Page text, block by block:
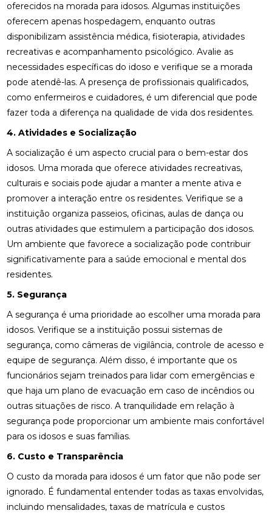
oferecidos na morada para idosos. Algumas instituições
oferecem apenas hospedagem, enquanto outras
disponibilizam assistência médica, fisioterapia, atividades
recreativas e acompanhamento psicológico. Avalie as
necessidades específicas do idoso e verifique se a morada
pode atendê-las. A presença de profissionais qualificados,
como enfermeiros e cuidadores, é um diferencial que pode
fazer toda a diferença na qualidade de vida dos residentes.
4. Atividades e Socialização
A socialização é um aspecto crucial para o bem-estar dos
idosos. Uma morada que oferece atividades recreativas,
culturais e sociais pode ajudar a manter a mente ativa e
promover a interação entre os residentes. Verifique se a
instituição organiza passeios, oficinas, aulas de dança ou
outras atividades que estimulem a participação dos idosos.
Um ambiente que favorece a socialização pode contribuir
significativamente para a saúde emocional e mental dos
residentes.
5. Segurança
A segurança é uma prioridade ao escolher uma morada para
idosos. Verifique se a instituição possui sistemas de
segurança, como câmeras de vigilância, controle de acesso e
equipe de segurança. Além disso, é importante que os
funcionários sejam treinados para lidar com emergências e
que haja um plano de evacuação em caso de incêndios ou
outras situações de risco. A tranquilidade em relação à
segurança pode proporcionar um ambiente mais confortável
para os idosos e suas famílias.
6. Custo e Transparência
O custo da morada para idosos é um fator que não pode ser
ignorado. É fundamental entender todas as taxas envolvidas,
incluindo mensalidades, taxas de matrícula e custos